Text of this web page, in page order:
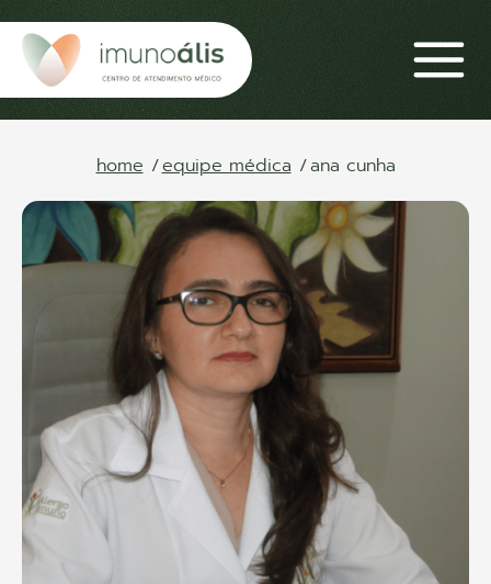
home equipe médica ana cunha